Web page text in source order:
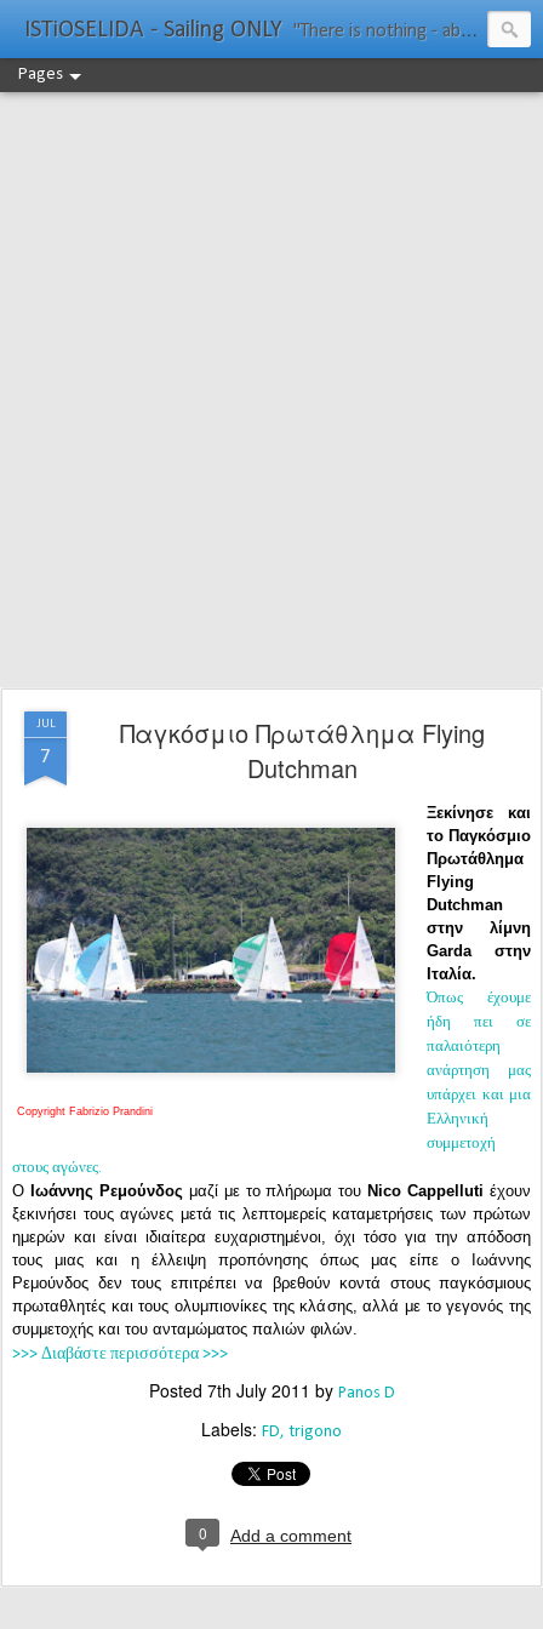
ISTiOSELIDA - Sailing ONLY "There is nothing - absolutely nothing - half so much worth doing as simply messing about in boats." Water Rat, Kenneth Grahame
Pages
JUL
7
Παγκόσμιο Πρωτάθλημα Flying
Dutchman
Copyright Fabrizio Prandini
Ξεκίνησε και
το Παγκόσμιο
Πρωτάθλημα
Flying
Dutchman
στην λίμνη
Garda στην
Ιταλία.
Όπως έχουμε
ήδη πει σε
παλαιότερη
ανάρτηση μας
υπάρχει και μια
Ελληνική
συμμετοχή
στους αγώνες.
Ο Ιωάννης Ρεμούνδος μαζί με το πλήρωμα του Nico Cappelluti έχουν
ξεκινήσει τους αγώνες μετά τις λεπτομερείς καταμετρήσεις των πρώτων
ημερών και είναι ιδιαίτερα ευχαριστημένοι, όχι τόσο για την απόδοση
τους μιας και η έλλειψη προπόνησης όπως μας είπε ο Ιωάννης
Ρεμούνδος δεν τους επιτρέπει να βρεθούν κοντά στους παγκόσμιους
πρωταθλητές και τους ολυμπιονίκες της κλάσης, αλλά με το γεγονός της
συμμετοχής και του ανταμώματος παλιών φιλών.
>>> Διαβάστε περισσότερα >>>
Posted 7th July 2011 by Panos D
Labels: FD trigono
0 Add a comment